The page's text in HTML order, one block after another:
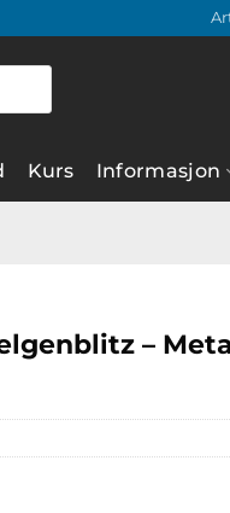
Kurs Informasjon
–